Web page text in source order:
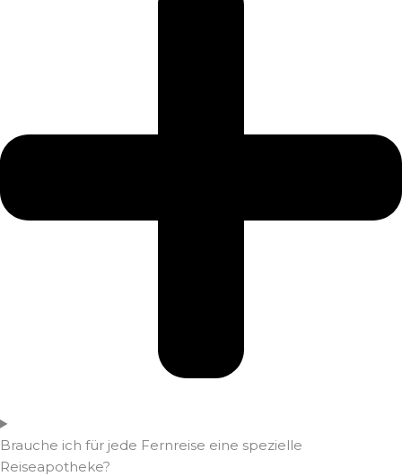
Brauche ich für jede Fernreise eine spezielle
Reiseapotheke?